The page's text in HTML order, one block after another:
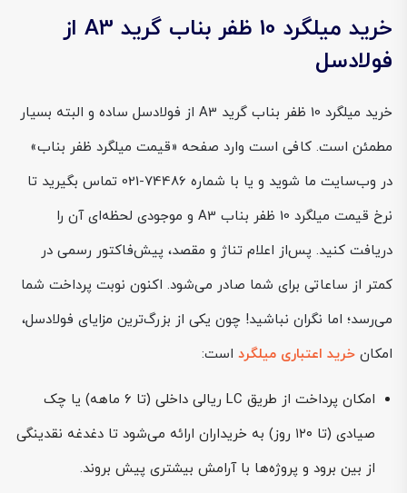
خرید میلگرد 10 ظفر بناب گرید A3 از
فولادسل
خرید میلگرد 10 ظفر بناب گرید A3 از فولادسل ساده و البته بسیار
مطمئن است. کافی است وارد صفحه «قیمت میلگرد ظفر بناب»
در وب‌سایت ما شوید و یا با شماره 74486-021 تماس بگیرید تا
نرخ قیمت میلگرد 10 ظفر بناب A3 و موجودی لحظه‌ای آن را
دریافت کنید. پس‌از اعلام تناژ و مقصد، پیش‌فاکتور رسمی در
کمتر از ساعاتی برای شما صادر می‌شود. اکنون نوبت پرداخت شما
می‌رسد؛ اما نگران نباشید! چون یکی از بزرگ‌ترین مزایای فولادسل،
امکان خرید اعتباری میلگرد است:
امکان پرداخت از طریق LC ریالی داخلی (تا ۶ ماهه) یا چک
صیادی (تا ۱۲۰ روز) به خریداران ارائه می‌شود تا دغدغه نقدینگی
از بین برود و پروژه‌ها با آرامش بیشتری پیش بروند.